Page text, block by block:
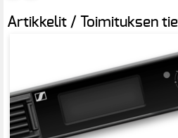
Artikkelit / Toimituksen